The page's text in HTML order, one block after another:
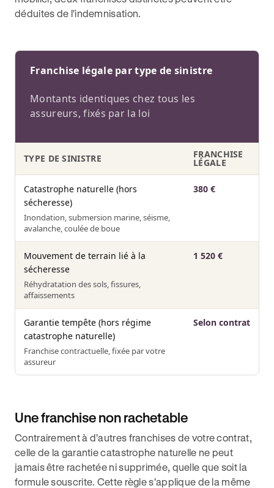
déduites de l'indemnisation.
Franchise légale par type de sinistre
Montants identiques chez tous les
assureurs, fixés par la loi
TYPE DE SINISTRE FRANCHISE
LÉGALE
Catastrophe naturelle (hors
sécheresse)
Inondation, submersion marine, séisme,
avalanche, coulée de boue
380 €
Mouvement de terrain lié à la
sécheresse
Réhydratation des sols, fissures,
affaissements
1 520 €
Garantie tempête (hors régime
catastrophe naturelle)
Franchise contractuelle, fixée par votre
assureur
Selon contrat
Une franchise non rachetable
Contrairement à d'autres franchises de votre contrat,
celle de la garantie catastrophe naturelle ne peut
jamais être rachetée ni supprimée, quelle que soit la
formule souscrite. Cette règle s'applique de la même